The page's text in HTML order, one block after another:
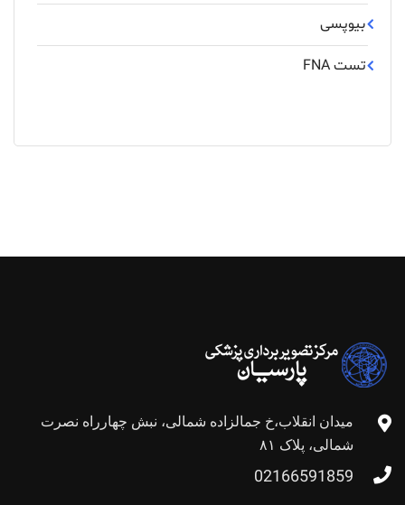
بیوپسی
تست FNA
میدان انقلاب،خ جمالزاده شمالی، نبش چهارراه نصرت
شمالی، پلاک ۸۱
02166591859